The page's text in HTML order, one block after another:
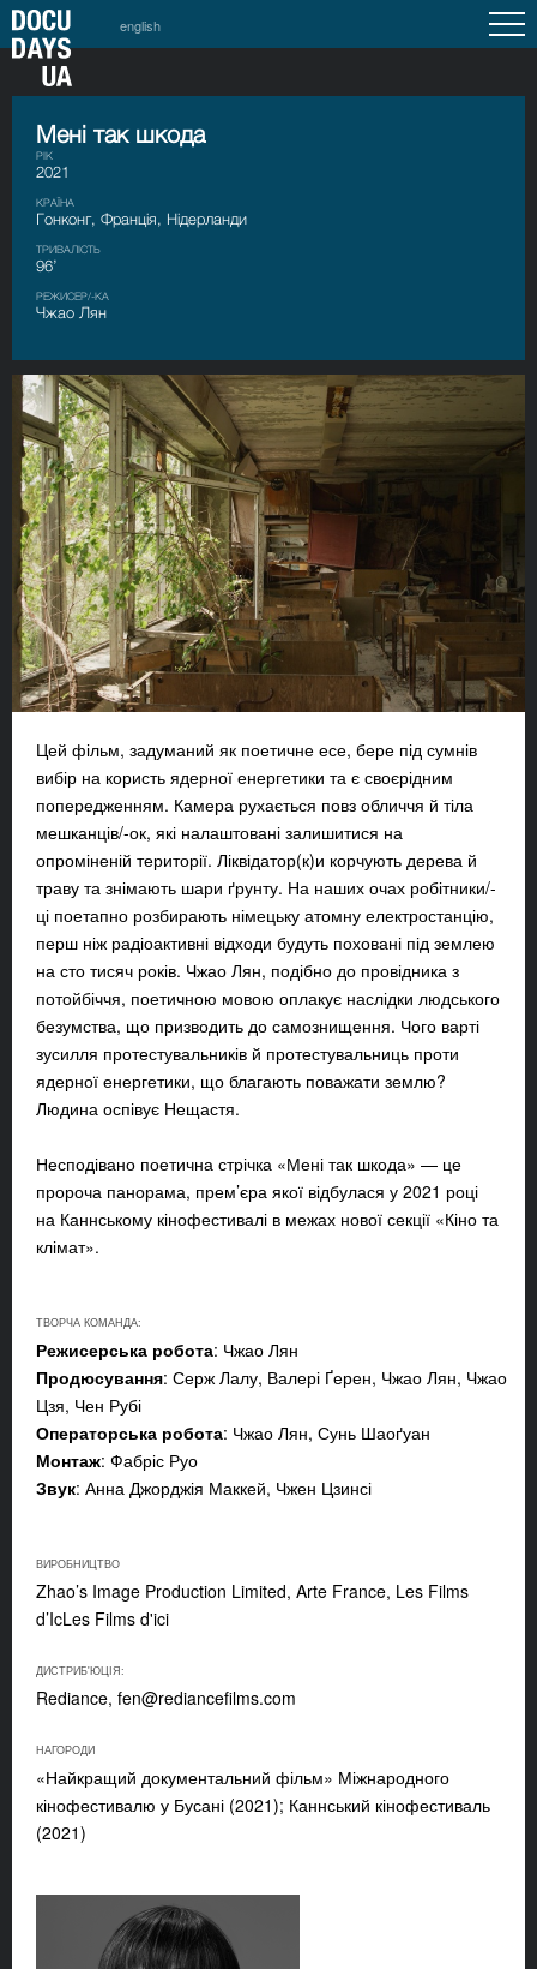
english
Мені так шкода
РІК
2021
КРАЇНА
Гонконг, Франція, Нідерланди
ТРИВАЛІСТЬ
96’
РЕЖИСЕР/-КА
Чжао Лян
Цей фільм, задуманий як поетичне есе, бере під сумнів
вибір на користь ядерної енергетики та є своєрідним
попередженням. Камера рухається повз обличчя й тіла
мешканців/-ок, які налаштовані залишитися на
опроміненій території. Ліквідатор(к)и корчують дерева й
траву та знімають шари ґрунту. На наших очах робітники/-
ці поетапно розбирають німецьку атомну електростанцію,
перш ніж радіоактивні відходи будуть поховані під землею
на сто тисяч років. Чжао Лян, подібно до провідника з
потойбіччя, поетичною мовою оплакує наслідки людського
безумства, що призводить до самознищення. Чого варті
зусилля протестувальників й протестувальниць проти
ядерної енергетики, що благають поважати землю?
Людина оспівує Нещастя.
Несподівано поетична стрічка «Мені так шкода» — це
пророча панорама, прем’єра якої відбулася у 2021 році
на Каннському кінофестивалі в межах нової секції «Кіно та
клімат».
ТВОРЧА КОМАНДА:
Режисерська робота: Чжао Лян
Продюсування: Серж Лалу, Валері Ґерен, Чжао Лян, Чжао
Цзя, Чен Рубі
Операторська робота: Чжао Лян, Сунь Шаоґуан
Монтаж: Фабріс Руо
Звук: Анна Джорджія Маккей, Чжен Цзинсі
ВИРОБНИЦТВО
Zhao’s Image Production Limited, Arte France, Les Films
d’IcLes Films d'ici
ДИСТРИБ'ЮЦІЯ:
Rediance, fen@rediancefilms.com
НАГОРОДИ
«Найкращий документальний фільм» Міжнародного
кінофестивалю у Бусані (2021); Каннський кінофестиваль
(2021)